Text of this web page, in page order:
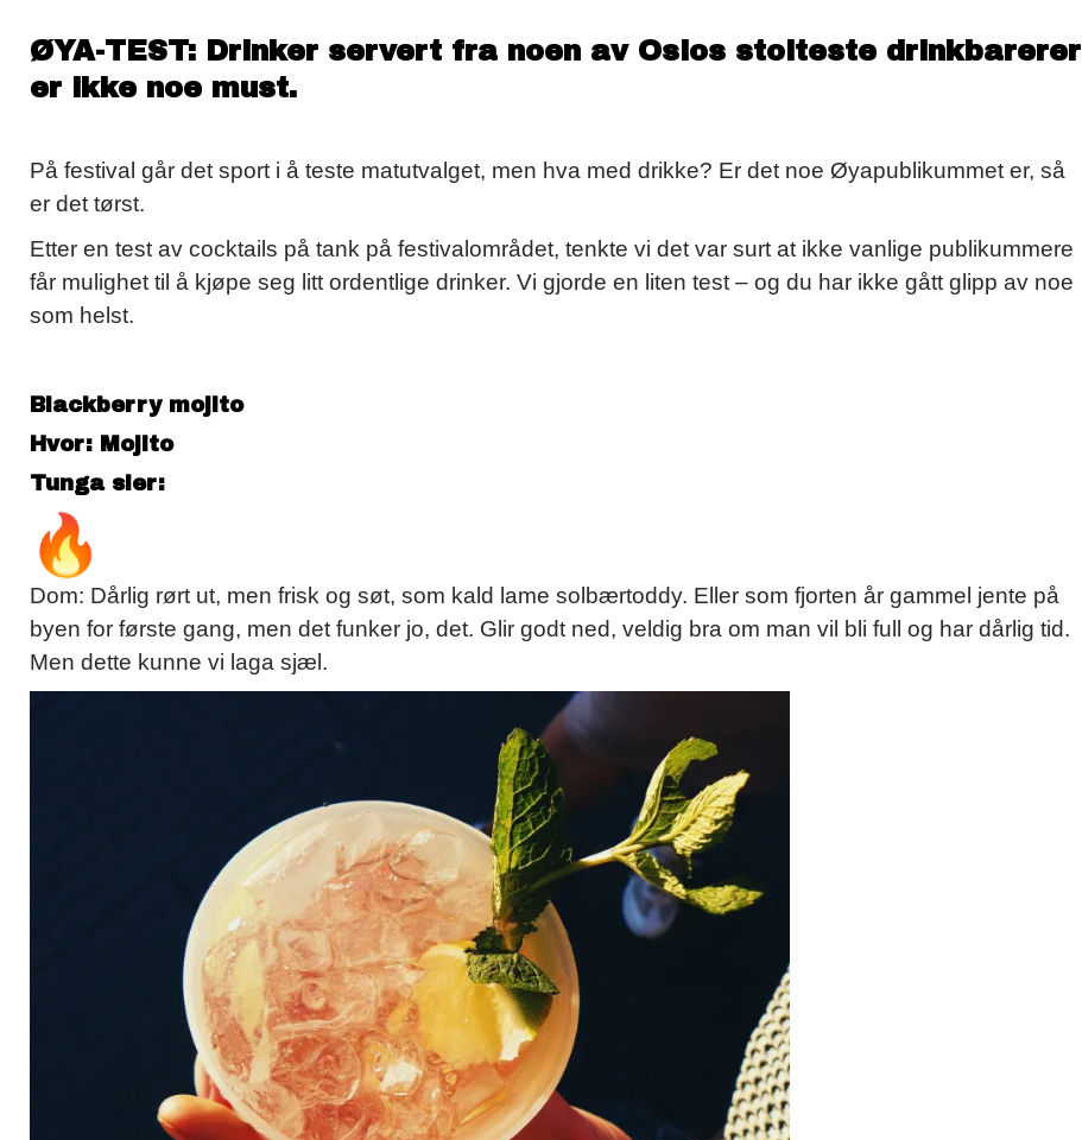
ØYA-TEST: Drinker servert fra noen av Oslos stolteste drinkbarerer
er ikke noe must.
På festival går det sport i å teste matutvalget, men hva med drikke? Er det noe Øyapublikummet er, så
er det tørst.
Etter en test av cocktails på tank på festivalområdet, tenkte vi det var surt at ikke vanlige publikummere
får mulighet til å kjøpe seg litt ordentlige drinker. Vi gjorde en liten test – og du har ikke gått glipp av noe
som helst.
Blackberry mojito
Hvor: Mojito
Tunga sier:
Dom: Dårlig rørt ut, men frisk og søt, som kald lame solbærtoddy. Eller som fjorten år gammel jente på
byen for første gang, men det funker jo, det. Glir godt ned, veldig bra om man vil bli full og har dårlig tid.
Men dette kunne vi laga sjæl.